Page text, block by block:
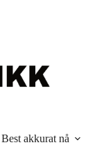
Best akkurat nå